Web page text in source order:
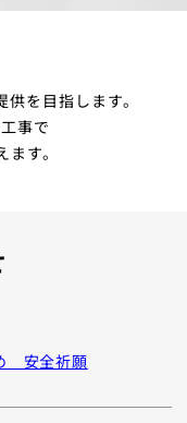
を目指します。
事で
す。
安全祈願